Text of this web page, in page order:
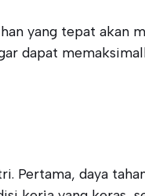
yang tepat akan
dapat
Pertama, daya